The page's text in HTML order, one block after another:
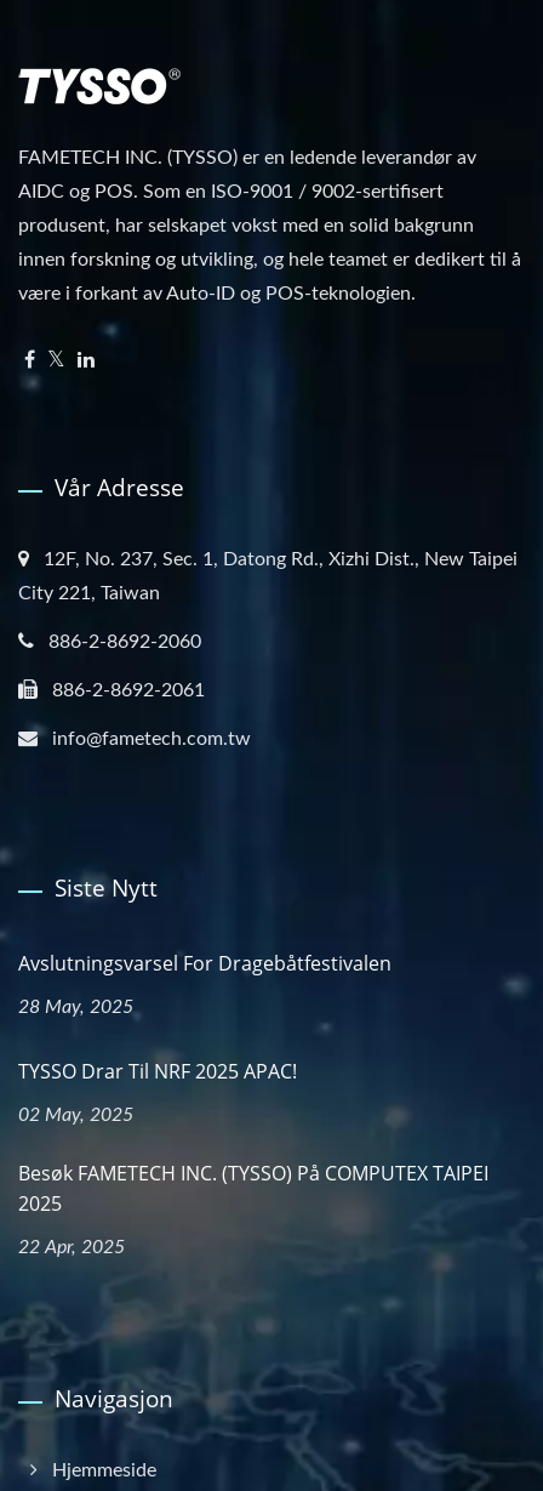
FAMETECH INC. (TYSSO) er en ledende leverandør av
AIDC og POS. Som en ISO-9001 / 9002-sertifisert
produsent, har selskapet vokst med en solid bakgrunn
innen forskning og utvikling, og hele teamet er dedikert til å
være i forkant av Auto-ID og POS-teknologien.
Vår Adresse
12F, No. 237, Sec. 1, Datong Rd., Xizhi Dist., New Taipei
City 221, Taiwan
886-2-8692-2060
886-2-8692-2061
info@fametech.com.tw
Siste Nytt
Avslutningsvarsel For Dragebåtfestivalen
28 May, 2025
TYSSO Drar Til NRF 2025 APAC!
02 May, 2025
Besøk FAMETECH INC. (TYSSO) På COMPUTEX TAIPEI
2025
22 Apr, 2025
Navigasjon
Hjemmeside